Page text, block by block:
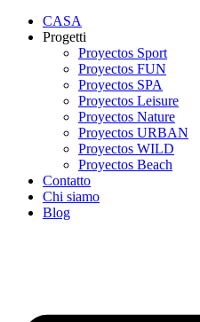
CASA
Progetti
Proyectos Sport
Proyectos FUN
Proyectos SPA
Proyectos Leisure
Proyectos Nature
Proyectos URBAN
Proyectos WILD
Proyectos Beach
Contatto
Chi siamo
Blog